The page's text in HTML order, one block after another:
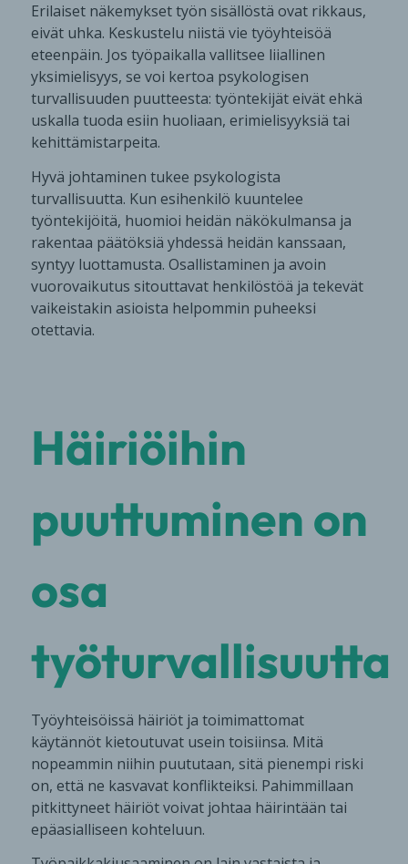
Erilaiset näkemykset työn sisällöstä ovat rikkaus,
eivät uhka. Keskustelu niistä vie työyhteisöä
eteenpäin. Jos työpaikalla vallitsee liiallinen
yksimielisyys, se voi kertoa psykologisen
turvallisuuden puutteesta: työntekijät eivät ehkä
uskalla tuoda esiin huoliaan, erimielisyyksiä tai
kehittämistarpeita.
Hyvä johtaminen tukee psykologista
turvallisuutta. Kun esihenkilö kuuntelee
työntekijöitä, huomioi heidän näkökulmansa ja
rakentaa päätöksiä yhdessä heidän kanssaan,
syntyy luottamusta. Osallistaminen ja avoin
vuorovaikutus sitouttavat henkilöstöä ja tekevät
vaikeistakin asioista helpommin puheeksi
otettavia.
Häiriöihin
puuttuminen on
osa
työturvallisuutta
Työyhteisöissä häiriöt ja toimimattomat
käytännöt kietoutuvat usein toisiinsa. Mitä
nopeammin niihin puututaan, sitä pienempi riski
on, että ne kasvavat konflikteiksi. Pahimmillaan
pitkittyneet häiriöt voivat johtaa häirintään tai
epäasialliseen kohteluun.